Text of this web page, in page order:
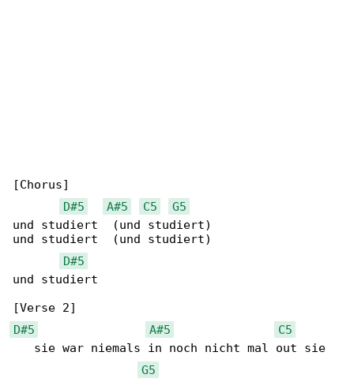
[Chorus]
D#5
A#5 C5
G5
und studiert  (und studiert)
und studiert  (und studiert)
D#5
und studiert
D#5
A#5
C5
   sie war niemals in noch nicht mal out sie
G5